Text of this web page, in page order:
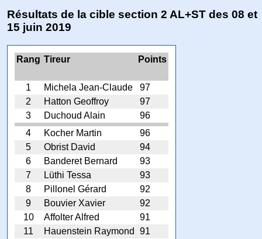
Résultats de la cible section 2 AL+ST des 08 et
15 juin 2019
Rang Tireur Points
1 Michela Jean-Claude
97
2
Hatton Geoffroy
97
3
Duchoud Alain
96
4
Kocher Martin
96
5
Obrist David
94
6
Banderet Bernard
93
7
Lüthi Tessa
93
8
Pillonel Gérard
92
9
Bouvier Xavier
92
10
Affolter Alfred
91
11
Hauenstein Raymond
91